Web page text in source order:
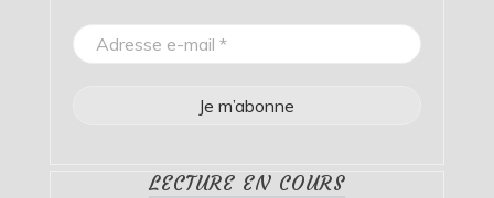
LECTURE EN COURS